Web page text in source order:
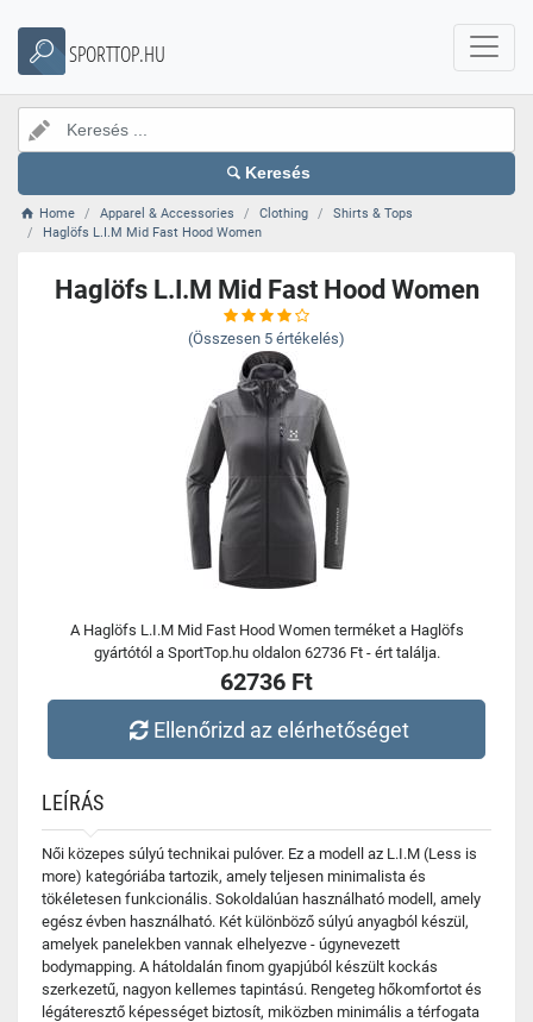
SPORTTOP.HU
Keresés
Home Apparel & Accessories Clothing
Shirts & Tops
Haglöfs L.I.M Mid Fast Hood Women
Haglöfs L.I.M Mid Fast Hood Women
(Összesen 5 értékelés)
A Haglöfs L.I.M Mid Fast Hood Women terméket a Haglöfs
gyártótól a SportTop.hu oldalon 62736 Ft - ért találja.
62736 Ft
Ellenőrizd az elérhetőséget
LEÍRÁS
Női közepes súlyú technikai pulóver. Ez a modell az L.I.M (Less is
more) kategóriába tartozik, amely teljesen minimalista és
tökéletesen funkcionális. Sokoldalúan használható modell, amely
egész évben használható. Két különböző súlyú anyagból készül,
amelyek panelekben vannak elhelyezve - úgynevezett
bodymapping. A hátoldalán finom gyapjúból készült kockás
szerkezetű, nagyon kellemes tapintású. Rengeteg hőkomfortot és
légáteresztő képességet biztosít, miközben minimális a térfogata